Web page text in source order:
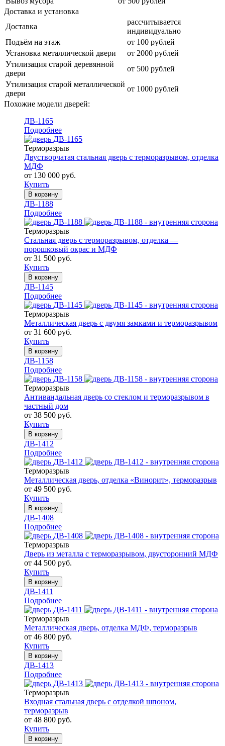
Доставка и установка
Доставка
рассчитывается
индивидуально
Подъём на этаж
от 100 рублей
Установка металлической двери
от 2000 рублей
Утилизация старой деревянной
двери
от 500 рублей
Утилизация старой металлической
двери
от 1000 рублей
Похожие модели дверей:
ДВ-1165
Подробнее
Терморазрыв
Двустворчатая стальная дверь с терморазрывом, отделка
МДФ
от 130 000 руб.
Купить
В корзину
ДВ-1188
Подробнее
Терморазрыв
Стальная дверь с терморазрывом, отделка —
порошковый окрас и МДФ
от 31 500 руб.
Купить
В корзину
ДВ-1145
Подробнее
Терморазрыв
Металлическая дверь с двумя замками и терморазрывом
от 31 600 руб.
Купить
В корзину
ДВ-1158
Подробнее
Терморазрыв
Антивандальная дверь со стеклом и терморазрывом в
частный дом
от 38 500 руб.
Купить
В корзину
ДВ-1412
Подробнее
Терморазрыв
Металлическая дверь, отделка «Винорит», терморазрыв
от 49 500 руб.
Купить
В корзину
ДВ-1408
Подробнее
Терморазрыв
Дверь из металла с терморазрывом, двусторонний МДФ
от 44 500 руб.
Купить
В корзину
ДВ-1411
Подробнее
Терморазрыв
Металлическая дверь, отделка МДФ, терморазрыв
от 46 800 руб.
Купить
В корзину
ДВ-1413
Подробнее
Терморазрыв
Входная стальная дверь с отделкой шпоном,
терморазрыв
от 48 800 руб.
Купить
В корзину